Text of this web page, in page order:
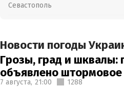
Севастополь
Новости погоды
Грозы, град и шквалы:
объявлено
7 августа, 21:00 1288